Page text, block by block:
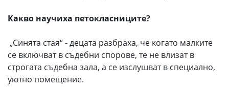
Какво научиха петокласниците?
„Синята стая“ - децата разбраха, че когато малките
се включват в съдебни спорове, те не влизат в
строгата съдебна зала, а се изслушват в специално,
уютно помещение.